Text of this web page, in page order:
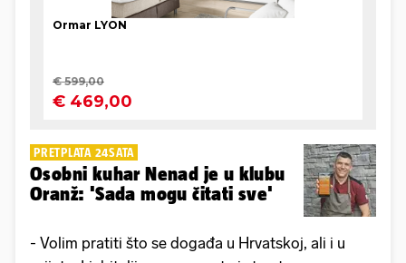
PRETPLATA 24SATA
Osobni kuhar Nenad je u klubu
Oranž: 'Sada mogu čitati sve'
- Volim pratiti što se događa u Hrvatskoj, ali i u